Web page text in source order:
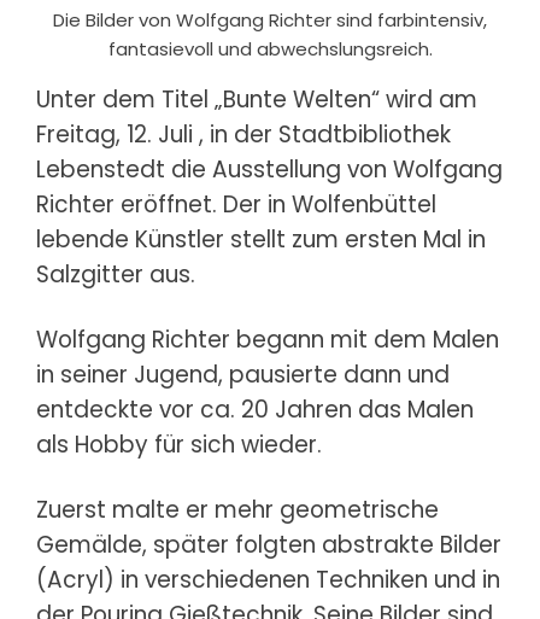
Die Bilder von Wolfgang Richter sind farbintensiv,
fantasievoll und abwechslungsreich.
Unter dem Titel „Bunte Welten“ wird am
Freitag, 12. Juli , in der Stadtbibliothek
Lebenstedt die Ausstellung von Wolfgang
Richter eröffnet. Der in Wolfenbüttel
lebende Künstler stellt zum ersten Mal in
Salzgitter aus.
Wolfgang Richter begann mit dem Malen
in seiner Jugend, pausierte dann und
entdeckte vor ca. 20 Jahren das Malen
als Hobby für sich wieder.
Zuerst malte er mehr geometrische
Gemälde, später folgten abstrakte Bilder
(Acryl) in verschiedenen Techniken und in